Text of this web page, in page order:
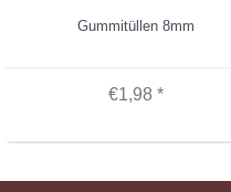
Gummitüllen 8mm
€1,98 *